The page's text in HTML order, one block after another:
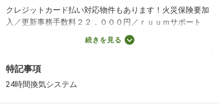
クレジットカード払い対応物件もあります！火災保険要加
入／更新事務手数料２２，０００円／ｒｕｕｍサポート
（月額１９８０円、税込）が必要です。／鍵セット費３，
３００円 室内清掃費用 ５００００円・賃貸保証等：加
／月額保証委託料：賃料総額の２．２％又は５．５％）・
維持費等：町内会費７００円／月・こちらは浴室乾燥機が
続きを見る
特記事項
24時間換気システム